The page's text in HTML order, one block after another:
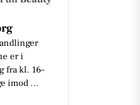
er i
fra kl. 16–
imod ...